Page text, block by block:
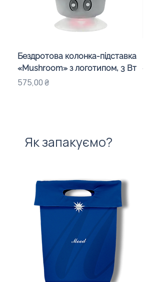
Бездротова колонка-підставка
«Mushroom» з логотипом, 3 Вт
Ціна
575,00 ₴
Як запакуємо?